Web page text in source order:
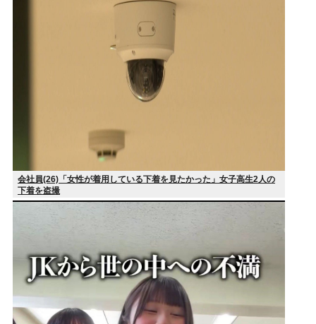
会社員(26)「女性が着用している下着を見たかった」女子高生2人の
下着を盗撮